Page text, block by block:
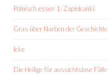
Polnisch essen 1: Zapiekanki
Gras über Narben der Geschichte
Icke
Die Heilige für aussichtslose Fälle